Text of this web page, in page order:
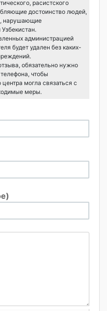
расистского
достоинство людей,
нарушающие
администрацией
будет удален без каких-
обязательно нужно
чтобы
могла связаться с
меры.